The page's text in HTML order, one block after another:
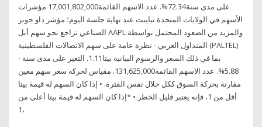
على مدى سنة72.34%. عدد الاسهم القائمة17,001,802,000 مؤشرات
الأسهم في الولايات المتحدة تباينت عند نهاية جلسة اليوم؛ مؤشر داو جونز
الصناعي تراجع نحو سهم أبل AAPL والمزيد من الصعود المحتمل بواسطة
المتداول العربي - نظرة عامة على سهم الاتصالات الفلسطينية (PALTEL)
بما في ذلك السعر والرسوم البيانية بيتا1.11. التغير على مدى سنة -
5.88%. عدد الاسهم القائمة131,625,000. مقياس لحركة سعر سهم معين
مقارنة بحركة السوق ككل خلال نفس الفترة. • إذا كان السهم له قيمة بيتا
أقل من 1، فإنه يعتبر قليل الخطر • *إذا كان السهم له قيمة بيتا أعلى من
1،